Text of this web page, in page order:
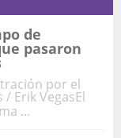
de
pasaron
por el
Erik VegasEl
...